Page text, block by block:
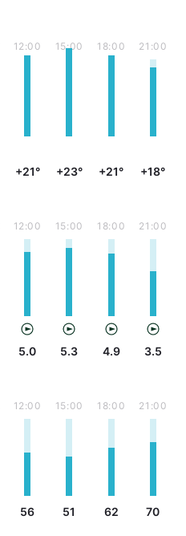
12:00
+21°
15:00
+23°
18:00
+21°
21:00
+18°
12:00
5.0
15:00
5.3
18:00
4.9
21:00
3.5
12:00
56
15:00
51
18:00
62
21:00
70